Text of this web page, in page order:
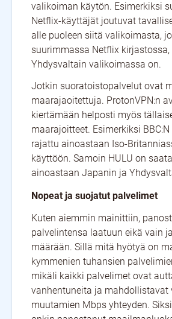
valikoiman käytön. Esimerkiksi
Netflix-käyttäjät joutuvat
alle puoleen siitä valikoimasta,
suurimmassa Netflix kirjastossa,
Yhdysvaltain valikoimassa on.
Jotkin suoratoistopalvelut ovat
maarajaoitettuja. ProtonVPN:n
kiertämään helposti myös
maarajoitteet. Esimerkiksi
rajattu ainoastaan Iso-
käyttöön. Samoin HULU on
ainoastaan Japanin ja
Nopeat ja suojatut palvelimet
Kuten aiemmin mainittiin,
palvelintensa laatuun eikä vain
määrään. Sillä mitä hyötyä on
kymmenien tuhansien
mikäli kaikki palvelimet ovat
vanhentuneita ja mahdollistavat
muutamien Mbps yhteyden.